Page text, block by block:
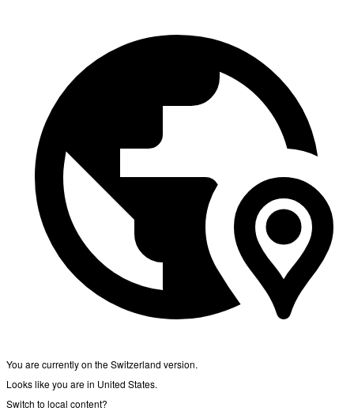
You are currently on the Switzerland version.
Looks like you are in United States.
Switch to local content?